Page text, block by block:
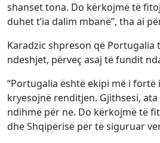
shanset tona. Do kërkojmë të
duhet t’ia dalim mbanë”, tha ai
Karadzic shpreson që Portugalia
ndeshjet, përveç asaj të fundit
“Portugalia është ekipi më i
kryesojnë renditjen. Gjithsesi,
ndihmë për ne. Do kërkojmë të
dhe Shqipërisë për të siguruar